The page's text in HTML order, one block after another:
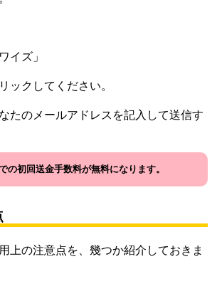
イズ」
ックしてください。
たのメールアドレスを記入して送信す
の初回送金手数料が無料になります。
上の注意点を、幾つか紹介しておきま